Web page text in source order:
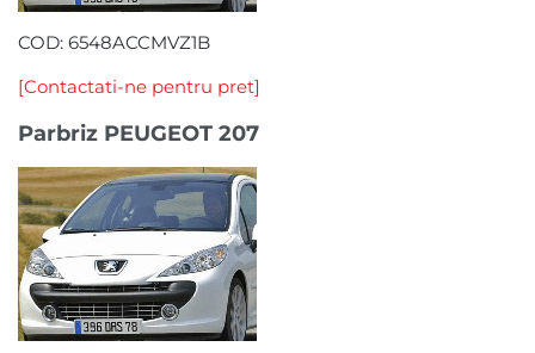
COD: 6548ACCMVZ1B
[Contactati-ne pentru pret]
Parbriz PEUGEOT 207